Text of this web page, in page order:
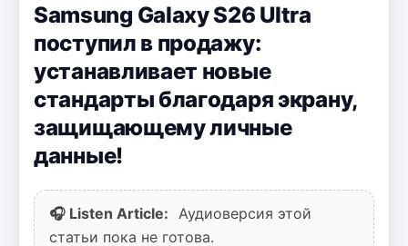
Samsung Galaxy S26 Ultra
поступил в продажу:
устанавливает новые
стандарты благодаря экрану,
защищающему личные
данные!
🎧 Listen Article:
Аудиоверсия этой
статьи пока не готова.